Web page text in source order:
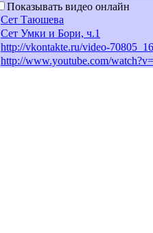
Показывать видео онлайн
Сет Таюшева
Сет Умки и Бори, ч.1
http://vkontakte.ru/video-
http://www.youtube.com/